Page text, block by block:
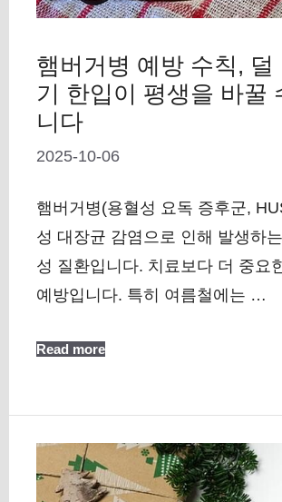
햄버거병 예방 수칙, 덜
기 한입이 평생을 바꿀
니다
2025-10-06
햄버거병(용혈성 요독 증후군,
성 대장균 감염으로 인해 발생하
성 질환입니다. 치료보다 더 중요
예방입니다. 특히 여름철에는 …
Read more